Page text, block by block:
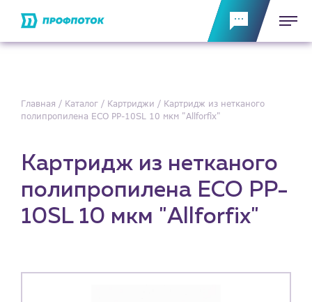
Главная Каталог Картриджи
Картридж из нетканого
полипропилена ECO PP-10SL 10 мкм "Allforfix"
Картридж из нетканого
полипропилена ECO PP-
10SL 10 мкм "Allforfix"